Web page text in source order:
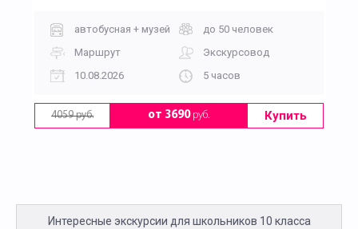
автобусная + музей
до 50 человек
Маршрут
Экскурсовод
10.08.2026
5 часов
4059 руб. от 3690руб. Купить
Интересные экскурсии для школьников 10 класса